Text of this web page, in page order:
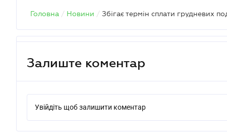
Головна / Новини / Збігає термін сплати грудневих
Залиште коментар
Увійдіть щоб залишити коментар